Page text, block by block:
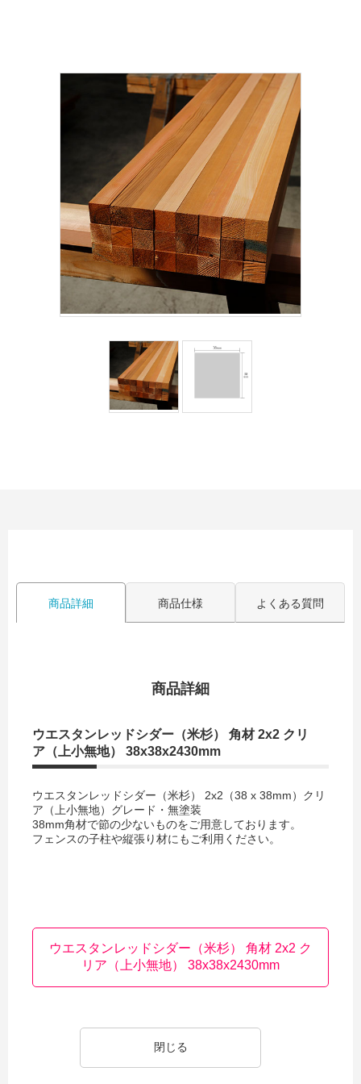
商品詳細 商品仕様 よくある質問
商品詳細
ウエスタンレッドシダー（米杉） 角材 2x2 クリ
ア（上小無地） 38x38x2430mm
ウエスタンレッドシダー（米杉） 2x2（38 x 38mm）クリ
ア（上小無地）グレード・無塗装
38mm角材で節の少ないものをご用意しております。
フェンスの子柱や縦張り材にもご利用ください。
ウエスタンレッドシダー（米杉） 角材 2x2 ク
リア（上小無地） 38x38x2430mm
閉じる